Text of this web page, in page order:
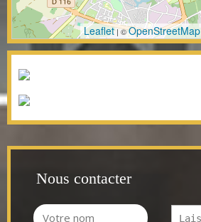
Leaflet| ©OpenStreetMap
Nous contacter